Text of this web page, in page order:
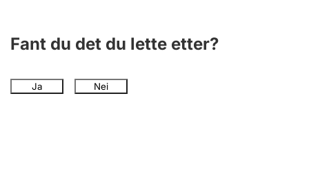
Fant du det du lette etter?
Ja Nei